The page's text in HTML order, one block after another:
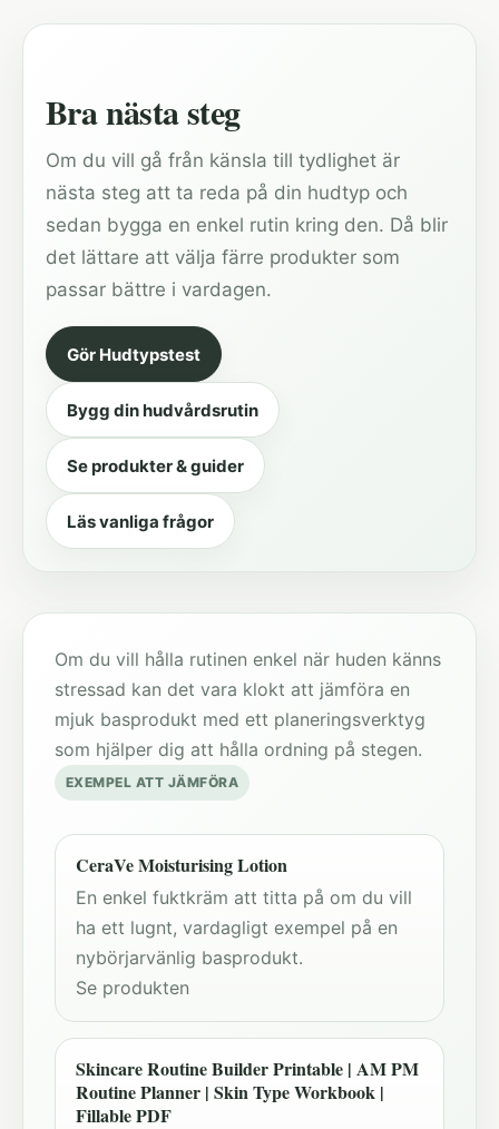
Bra nästa steg
Om du vill gå från känsla till tydlighet är
nästa steg att ta reda på din hudtyp och
sedan bygga en enkel rutin kring den. Då blir
det lättare att välja färre produkter som
passar bättre i vardagen.
Gör Hudtypstest
Bygg din hudvårdsrutin
Se produkter & guider
Läs vanliga frågor
Om du vill hålla rutinen enkel när huden känns
stressad kan det vara klokt att jämföra en
mjuk basprodukt med ett planeringsverktyg
som hjälper dig att hålla ordning på stegen.
EXEMPEL ATT JÄMFÖRA
CeraVe Moisturising Lotion
En enkel fuktkräm att titta på om du vill
ha ett lugnt, vardagligt exempel på en
nybörjarvänlig basprodukt.
Se produkten
Skincare Routine Builder Printable | AM PM
Routine Planner | Skin Type Workbook |
Fillable PDF